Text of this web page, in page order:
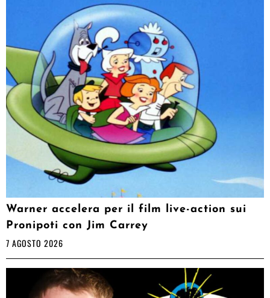
Warner accelera per il film live-action sui
Pronipoti con Jim Carrey
7 AGOSTO 2026